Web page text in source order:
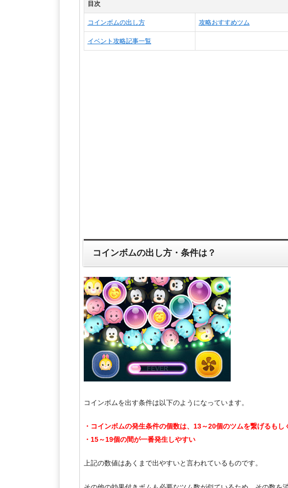
目次
コインボムの出し方 攻略おすすめツム
イベント攻略記事一覧
コインボムの出し方・条件は？
コインボムを出す条件は以下のようになっています。
・コインボムの発生条件の個数は、13～20個のツムを繋げるも
・15～19個の間が一番発生しやすい
上記の数値はあくまで出やすいと言われているものです。